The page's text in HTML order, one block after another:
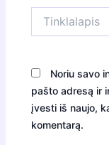
Noriu savo
pašto adresą ir
įvesti iš naujo,
komentarą.